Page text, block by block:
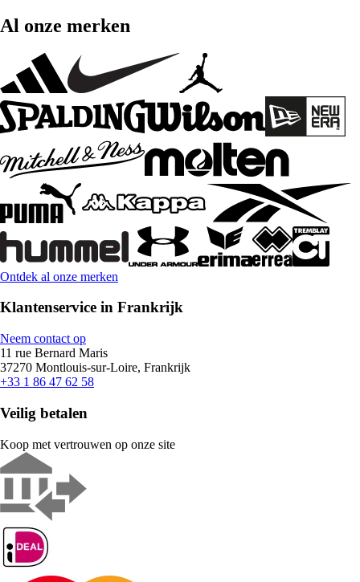
Al onze merken
Ontdek al onze merken
Klantenservice in Frankrijk
Neem contact op
11 rue Bernard Maris
37270 Montlouis-sur-Loire, Frankrijk
+33 1 86 47 62 58
Veilig betalen
Koop met vertrouwen op onze site